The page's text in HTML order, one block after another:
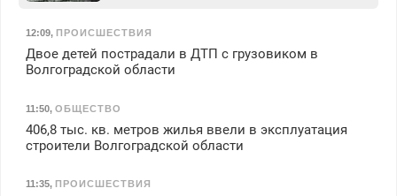
12:09, ПРОИСШЕСТВИЯ
Двое детей пострадали в ДТП с грузовиком в
Волгоградской области
11:50, ОБЩЕСТВО
406,8 тыс. кв. метров жилья ввели в эксплуатация
строители Волгоградской области
11:35, ПРОИСШЕСТВИЯ